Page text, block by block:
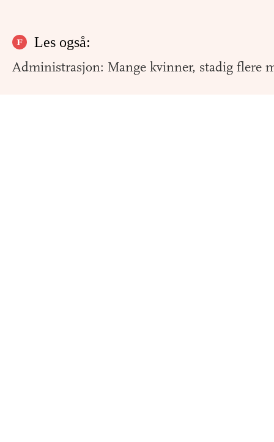
Les også:
Administrasjon: Mange kvinner, stadig flere